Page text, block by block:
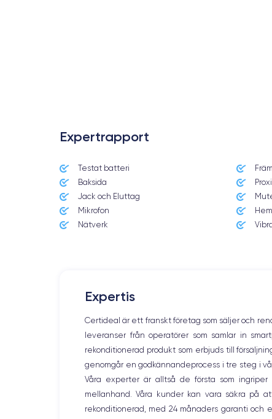
Date de sortie
24/09/2021
Dimensions
146.7×71.5×7.65 mm
Puce A15 Bionic
Nom GPU
GPU 4 cœurs
Caméra
Expertrapport
Testat batteri
Baksida
Jack och Eluttag
Mikrofon
Nätverk
Expertis
Certideal är ett franskt företag som säljer och
leveranser från operatörer som samlar in
rekonditionerad produkt som erbjuds till
genomgår en godkännandeprocess i tre steg i
Våra experter är alltså de första som
mellanhand. Våra kunder kan vara säkra på
rekonditionerad, med 24 månaders garanti och